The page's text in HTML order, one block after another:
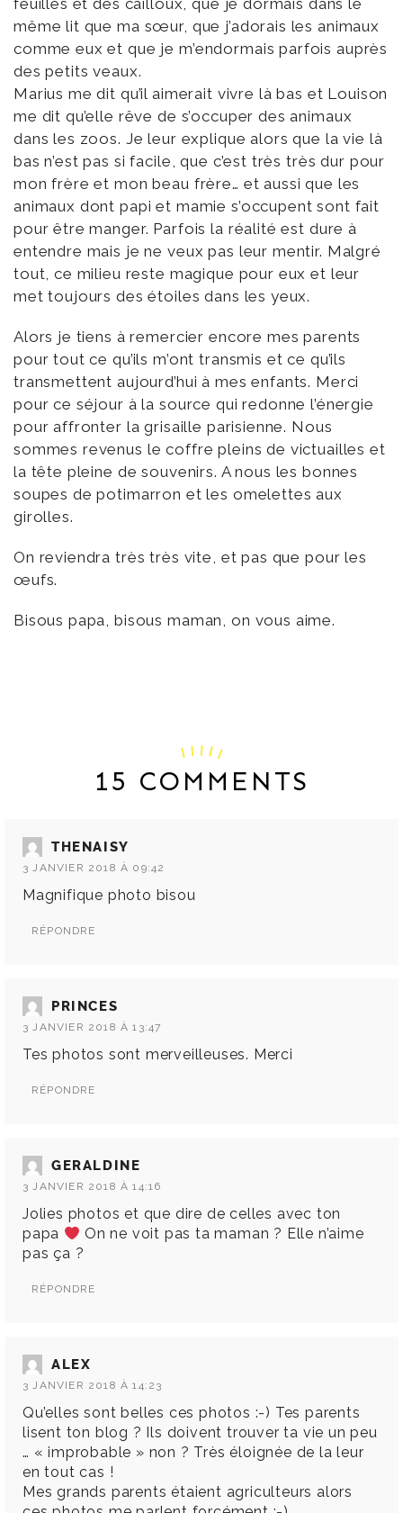
feuilles et des cailloux, que je dormais dans le
même lit que ma sœur, que j’adorais les animaux
comme eux et que je m’endormais parfois auprès
des petits veaux.
Marius me dit qu’il aimerait vivre là bas et Louison
me dit qu’elle rêve de s’occuper des animaux
dans les zoos. Je leur explique alors que la vie là
bas n’est pas si facile, que c’est très très dur pour
mon frère et mon beau frère… et aussi que les
animaux dont papi et mamie s’occupent sont fait
pour être manger. Parfois la réalité est dure à
entendre mais je ne veux pas leur mentir. Malgré
tout, ce milieu reste magique pour eux et leur
met toujours des étoiles dans les yeux.
Alors je tiens à remercier encore mes parents
pour tout ce qu’ils m’ont transmis et ce qu’ils
transmettent aujourd’hui à mes enfants. Merci
pour ce séjour à la source qui redonne l’énergie
pour affronter la grisaille parisienne. Nous
sommes revenus le coffre pleins de victuailles et
la tête pleine de souvenirs. A nous les bonnes
soupes de potimarron et les omelettes aux
girolles.
On reviendra très très vite, et pas que pour les
œufs.
Bisous papa, bisous maman, on vous aime.
15 COMMENTS
THENAISY
3 JANVIER 2018 À 09:42
Magnifique photo bisou
RÉPONDRE
PRINCES
3 JANVIER 2018 À 13:47
Tes photos sont merveilleuses. Merci
RÉPONDRE
GERALDINE
3 JANVIER 2018 À 14:16
Jolies photos et que dire de celles avec ton
papa
On ne voit pas ta maman ? Elle n’aime
pas ça ?
RÉPONDRE
ALEX
3 JANVIER 2018 À 14:23
Qu’elles sont belles ces photos :-) Tes parents
lisent ton blog ? Ils doivent trouver ta vie un peu
… « improbable » non ? Très éloignée de la leur
en tout cas !
Mes grands parents étaient agriculteurs alors